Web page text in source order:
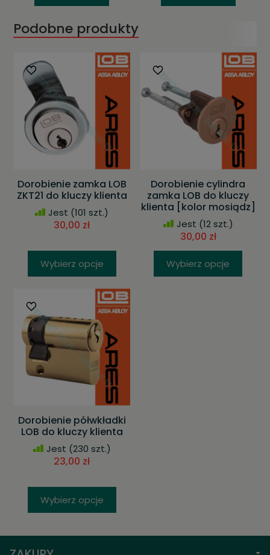
Podobne produkty
Dorobienie zamka LOB
ZKT21 do kluczy klienta
Jest (101 szt.)
30,00 zł
Wybierz opcje
Dorobienie cylindra
zamka LOB do kluczy
klienta [kolor mosiądz]
Jest (12 szt.)
30,00 zł
Wybierz opcje
Dorobienie półwkładki
LOB do kluczy klienta
Jest (230 szt.)
23,00 zł
Wybierz opcje